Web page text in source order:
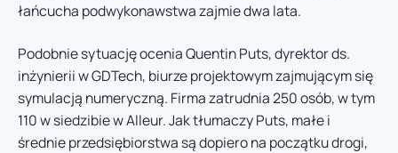
łańcucha podwykonawstwa zajmie dwa lata.
Podobnie sytuację ocenia Quentin Puts, dyrektor ds.
inżynierii w GDTech, biurze projektowym zajmującym się
symulacją numeryczną. Firma zatrudnia 250 osób, w tym
110 w siedzibie w Alleur. Jak tłumaczy Puts, małe i
średnie przedsiębiorstwa są dopiero na początku drogi,